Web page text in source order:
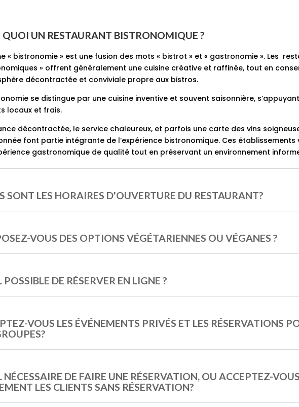
QUOI UN RESTAURANT BISTRONOMIQUE ?
« bistronomie » est une fusion des mots « bistrot » et « gastronomie ». Les
» offrent généralement une cuisine créative et raffinée, tout en
décontractée et conviviale propre aux bistros.
se distingue par une cuisine inventive et souvent saisonnière,
locaux et frais.
décontractée, le service chaleureux, et parfois une carte des vins
font partie intégrante de l’expérience bistronomique. Ces établissements
gastronomique de qualité tout en préservant un environnement
SONT LES HORAIRES D'OUVERTURE DU RESTAURANT?
VOUS DES OPTIONS VÉGÉTARIENNES OU VÉGANES ?
POSSIBLE DE RÉSERVER EN LIGNE ?
VOUS LES ÉVÉNEMENTS PRIVÉS ET LES RÉSERVATIONS
NÉCESSAIRE DE FAIRE UNE RÉSERVATION, OU ACCEPTEZ-VOUS
LES CLIENTS SANS RÉSERVATION?